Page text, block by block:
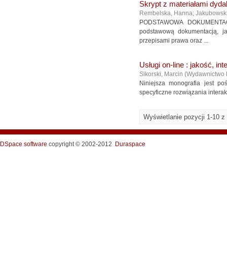
Skrypt z materiałami
Rembelska, Hanna;
PODSTAWOWA
podstawową dokumentacją,
przepisami prawa oraz ...
Usługi on-line : jakość,
Sikorski, Marcin (Wydawnictwo
Niniejsza monografia jest
specyficzne rozwiązania
Wyświetlanie pozycji 1-10 z
DSpace software copyright © 2002-2012 Duraspace